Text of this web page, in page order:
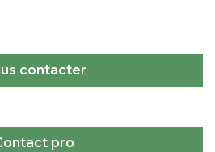
contacter
pro